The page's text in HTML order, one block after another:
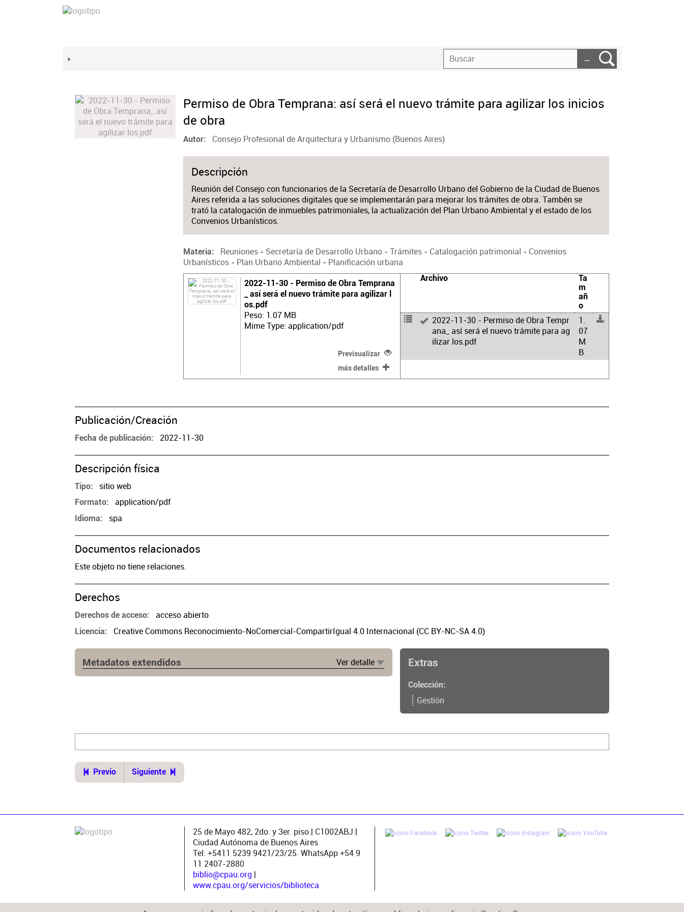
» …
Permiso de Obra Temprana: así será el nuevo trámite para agilizar los inicios
de obra
Autor Consejo Profesional de Arquitectura y Urbanismo (Buenos Aires)
Descripción
Reunión del Consejo con funcionarios de la Secretaría de Desarrollo Urbano del Gobierno de la Ciudad de Buenos
Aires referida a las soluciones digitales que se implementarán para mejorar los trámites de obra. Tambén se
trató la catalogación de inmuebles patrimoniales, la actualización del Plan Urbano Ambiental y el estado de los
Convenios Urbanísticos.
Materia Reuniones- Secretaría de Desarrollo Urbano- Trámites- Catalogación patrimonial - Convenios
Urbanísticos - Plan Urbano Ambiental - Planificación urbana
2022-11-30 - Permiso de Obra Temprana
_ así será el nuevo trámite para agilizar l
os.pdf
Peso: 1.07 MB
Mime Type: application/pdf
Previsualizar
más detalles
Archivo
Ta
m
añ
o
2022-11-30 - Permiso de Obra Tempr
ana_ así será el nuevo trámite para ag
ilizar los.pdf
1.
07
M
B
Publicación/Creación
Fecha de publicación 2022-11-30
Descripción física
Tipo sitio web
Formato application/pdf
Idioma spa
Documentos relacionados
Este objeto no tiene relaciones.
Derechos
Derechos de acceso acceso abierto
Licencia Creative Commons Reconocimiento-NoComercial-CompartirIgual 4.0 Internacional (CC BY-NC-SA 4.0)
Metadatos extendidos Ver detalle Extras
Colección
Gestión
Previo Siguiente
25 de Mayo 482, 2do. y 3er. piso | C1002ABJ |
Ciudad Autónoma de Buenos Aires
Tel: +5411 5239 9421/23/25. WhatsApp +54 9
11 2407-2880
biblio@cpau.org |
www.cpau.org/servicios/biblioteca